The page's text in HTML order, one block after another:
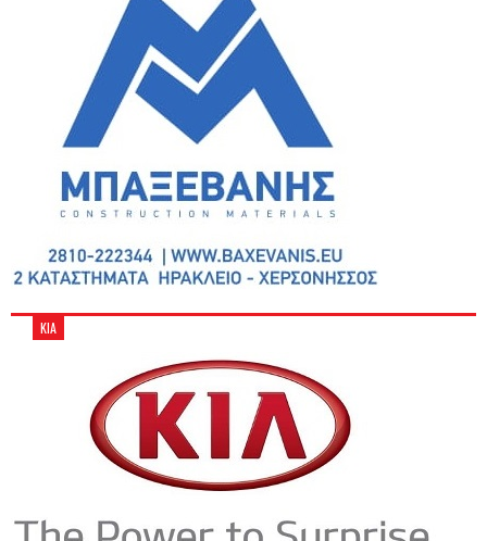
KIA